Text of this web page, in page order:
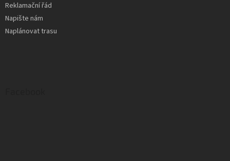
Reklamační řád
Napište nám
Naplánovat trasu